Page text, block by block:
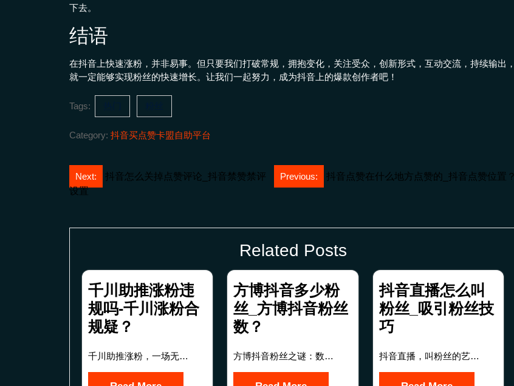
下去。
结语
在抖音上快速涨粉，并非易事。但只要我们打破常规，拥抱变化，关注受众，创新形式，互动交流，持续输出，
就一定能够实现粉丝的快速增长。让我们一起努力，成为抖音上的爆款创作者吧！
Tags:
Category: 抖音买点赞卡盟自助平台
文
导
Previous: 抖音点赞在什么地方点赞的_抖音点赞位置？
Next:
抖音怎么关掉点赞评论_抖音禁赞禁评
设置
Related Posts
千川助推涨粉违
规吗-千川涨粉合
规疑？
千川助推涨粉，一场无…
方博抖音多少粉
丝_方博抖音粉丝
数？
方博抖音粉丝之谜：数…
抖音直播怎么叫
粉丝_吸引粉丝技
巧
抖音直播，叫粉丝的艺…